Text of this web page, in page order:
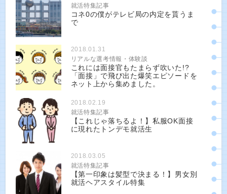
就活特集記事
コネ0の僕がテレビ局の内定を貰うま
で
2018.01.31
リアルな選考情報・体験談
これには面接官もたまらず吹いた!?
「面接」で飛び出た爆笑エピソードを
ネット上から集めました。
2018.02.19
就活特集記事
【これじゃ落ちるよ！】私服OK面接
に現れたトンデモ就活生
2018.03.05
就活特集記事
【第一印象は髪型で決まる！】男女別
就活ヘアスタイル特集